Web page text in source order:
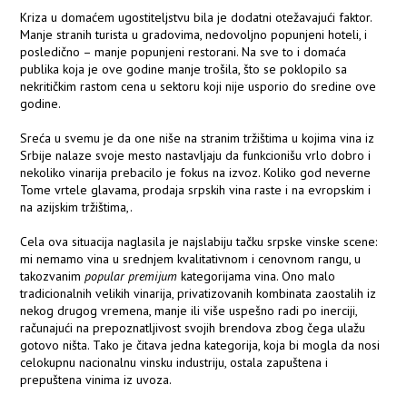
Kriza u domaćem ugostiteljstvu bila je dodatni otežavajući faktor.
Manje stranih turista u gradovima, nedovoljno popunjeni hoteli, i
posledično – manje popunjeni restorani. Na sve to i domaća
publika koja je ove godine manje trošila, što se poklopilo sa
nekritičkim rastom cena u sektoru koji nije usporio do sredine ove
godine.
Sreća u svemu je da one niše na stranim tržištima u kojima vina iz
Srbije nalaze svoje mesto nastavljaju da funkcionišu vrlo dobro i
nekoliko vinarija prebacilo je fokus na izvoz. Koliko god neverne
Tome vrtele glavama, prodaja srpskih vina raste i na evropskim i
na azijskim tržištima,.
Cela ova situacija naglasila je najslabiju tačku srpske vinske scene:
mi nemamo vina u srednjem kvalitativnom i cenovnom rangu, u
takozvanimpopular premijum kategorijama vina. Ono malo
tradicionalnih velikih vinarija, privatizovanih kombinata zaostalih iz
nekog drugog vremena, manje ili više uspešno radi po inerciji,
računajući na prepoznatljivost svojih brendova zbog čega ulažu
gotovo ništa. Tako je čitava jedna kategorija, koja bi mogla da nosi
celokupnu nacionalnu vinsku industriju, ostala zapuštena i
prepuštena vinima iz uvoza.